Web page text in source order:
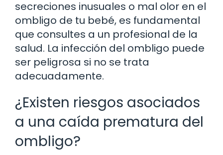
secreciones inusuales o mal olor en el
ombligo de tu bebé, es fundamental
que consultes a un profesional de la
salud. La infección del ombligo puede
ser peligrosa si no se trata
adecuadamente.
¿Existen riesgos asociados
a una caída prematura del
ombligo?